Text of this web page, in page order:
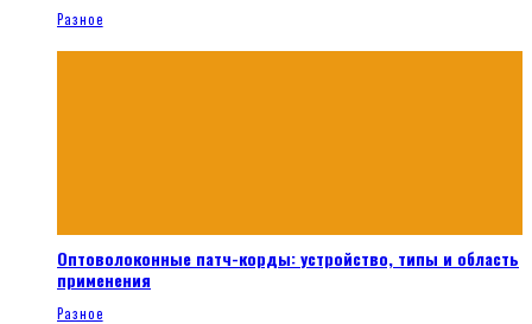
Разное
Оптоволоконные патч-корды: устройство, типы и область
применения
Разное